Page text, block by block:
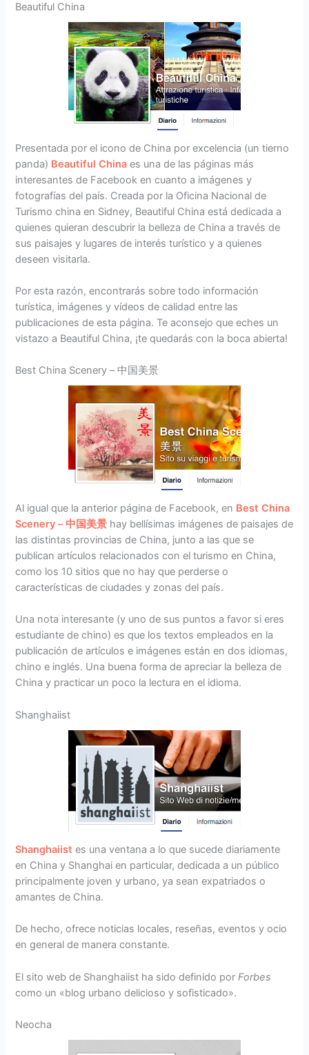
Beautiful China
Presentada por el icono de China por excelencia (un tierno
panda) Beautiful China es una de las páginas más
interesantes de Facebook en cuanto a imágenes y
fotografías del país. Creada por la Oficina Nacional de
Turismo china en Sidney, Beautiful China está dedicada a
quienes quieran descubrir la belleza de China a través de
sus paisajes y lugares de interés turístico y a quienes
deseen visitarla.
Por esta razón, encontrarás sobre todo información
turística, imágenes y vídeos de calidad entre las
publicaciones de esta página. Te aconsejo que eches un
vistazo a Beautiful China, ¡te quedarás con la boca abierta!
Best China Scenery – 中国美景
Al igual que la anterior página de Facebook, en Best China
Scenery – 中国美景 hay bellísimas imágenes de paisajes de
las distintas provincias de China, junto a las que se
publican artículos relacionados con el turismo en China,
como los 10 sitios que no hay que perderse o
características de ciudades y zonas del país.
Una nota interesante (y uno de sus puntos a favor si eres
estudiante de chino) es que los textos empleados en la
publicación de artículos e imágenes están en dos idiomas,
chino e inglés. Una buena forma de apreciar la belleza de
China y practicar un poco la lectura en el idioma.
Shanghaiist
Shanghaiist es una ventana a lo que sucede diariamente
en China y Shanghai en particular, dedicada a un público
principalmente joven y urbano, ya sean expatriados o
amantes de China.
De hecho, ofrece noticias locales, reseñas, eventos y ocio
en general de manera constante.
El sito web de Shanghaiist ha sido definido por Forbes
como un «blog urbano delicioso y sofisticado».
Neocha